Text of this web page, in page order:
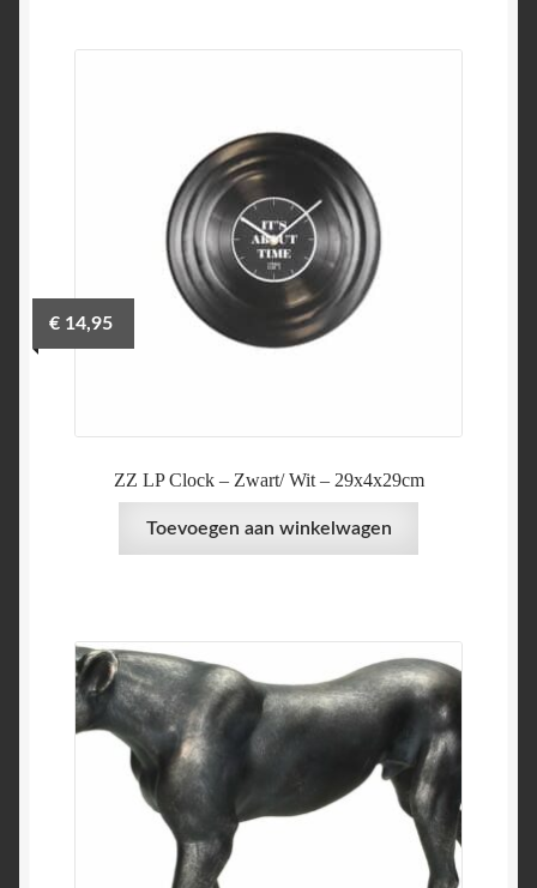
ZZ LP Clock – Zwart/ Wit – 29x4x29cm
€14,95
Toevoegen aan winkelwagen